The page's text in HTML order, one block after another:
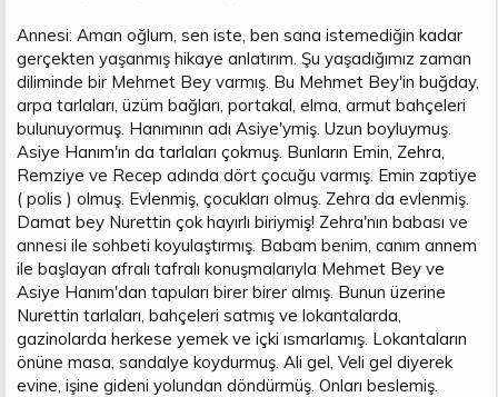
Annesi: Aman oğlum, sen iste, ben sana istemediğin kadar
gerçekten yaşanmış hikaye anlatırım. Şu yaşadığımız zaman
diliminde bir Mehmet Bey varmış. Bu Mehmet Bey'in buğday,
arpa tarlaları, üzüm bağları, portakal, elma, armut bahçeleri
bulunuyormuş. Hanımının adı Asiye'ymiş. Uzun boyluymuş.
Asiye Hanım'ın da tarlaları çokmuş. Bunların Emin, Zehra,
Remziye ve Recep adında dört çocuğu varmış. Emin zaptiye
( polis ) olmuş. Evlenmiş, çocukları olmuş. Zehra da evlenmiş.
Damat bey Nurettin çok hayırlı biriymiş! Zehra'nın babası ve
annesi ile sohbeti koyulaştırmış. Babam benim, canım annem
ile başlayan afralı tafralı konuşmalarıyla Mehmet Bey ve
Asiye Hanım'dan tapuları birer birer almış. Bunun üzerine
Nurettin tarlaları, bahçeleri satmış ve lokantalarda,
gazinolarda herkese yemek ve içki ısmarlamış. Lokantaların
önüne masa, sandalye koydurmuş. Ali gel, Veli gel diyerek
evine, işine gideni yolundan döndürmüş. Onları beslemiş.